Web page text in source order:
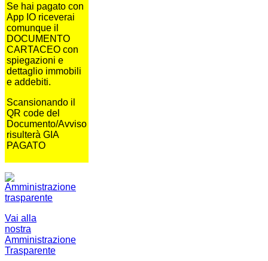
Se hai pagato con
App IO riceverai
comunque il
DOCUMENTO
CARTACEO con
spiegazioni e
dettaglio immobili
e addebiti.
Scansionando il
QR code del
Documento/Avviso
risulterà GIA
PAGATO
Vai alla
nostra
Amministrazione
Trasparente